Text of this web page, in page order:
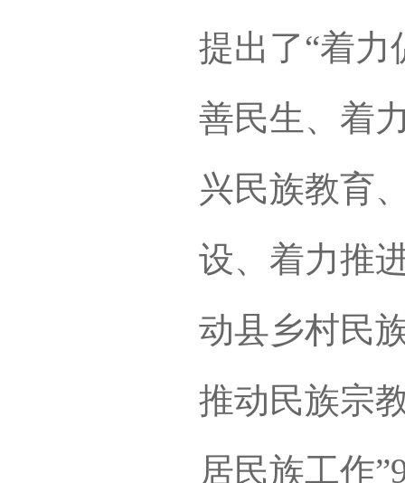
提出了“着
善民生、着
兴民族教育
设、着力推
动县乡村民
推动民族宗
居民族工作